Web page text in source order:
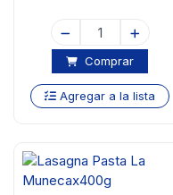
Comprar
Agregar a la lista